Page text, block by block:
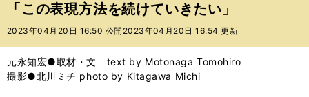
テ
ー
バ
「この表現方法を続けていきたい」
2023年04月20日 16:50 公開 2023年04月20日 16:54 更新
元永知宏●取材・文 text by Motonaga Tomohiro
撮影●北川ミチ photo by Kitagawa Michi